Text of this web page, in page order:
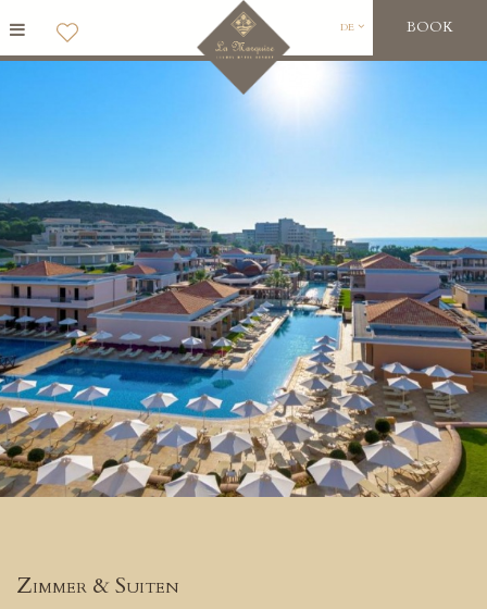
BOOK
DE
Zimmer & Suiten